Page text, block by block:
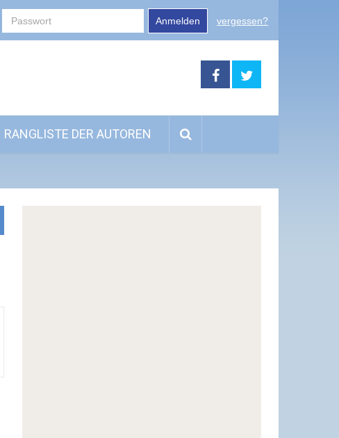
Anmelden vergessen?
RANGLISTE DER AUTOREN